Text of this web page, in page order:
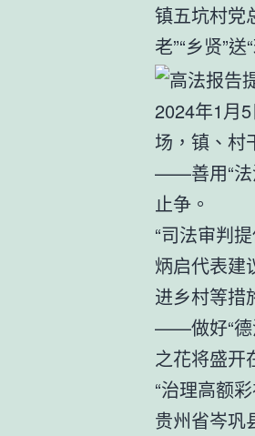
镇五坑村党
老”“乡贤”
2024年1月
场，镇、村
——善用“法
止争。
“司法审判
炳启代表建
进乡村等措
——做好“德
之花将盛开
“治理高额
贵州省岑巩